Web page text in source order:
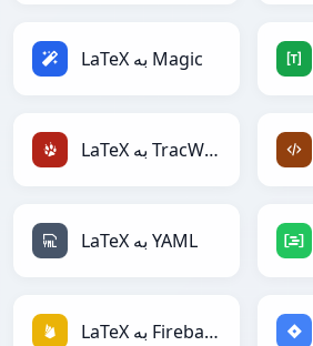
LaTeX به Magic
LaTeX به TracWiki
LaTeX به YAML
LaTeX به Firebase